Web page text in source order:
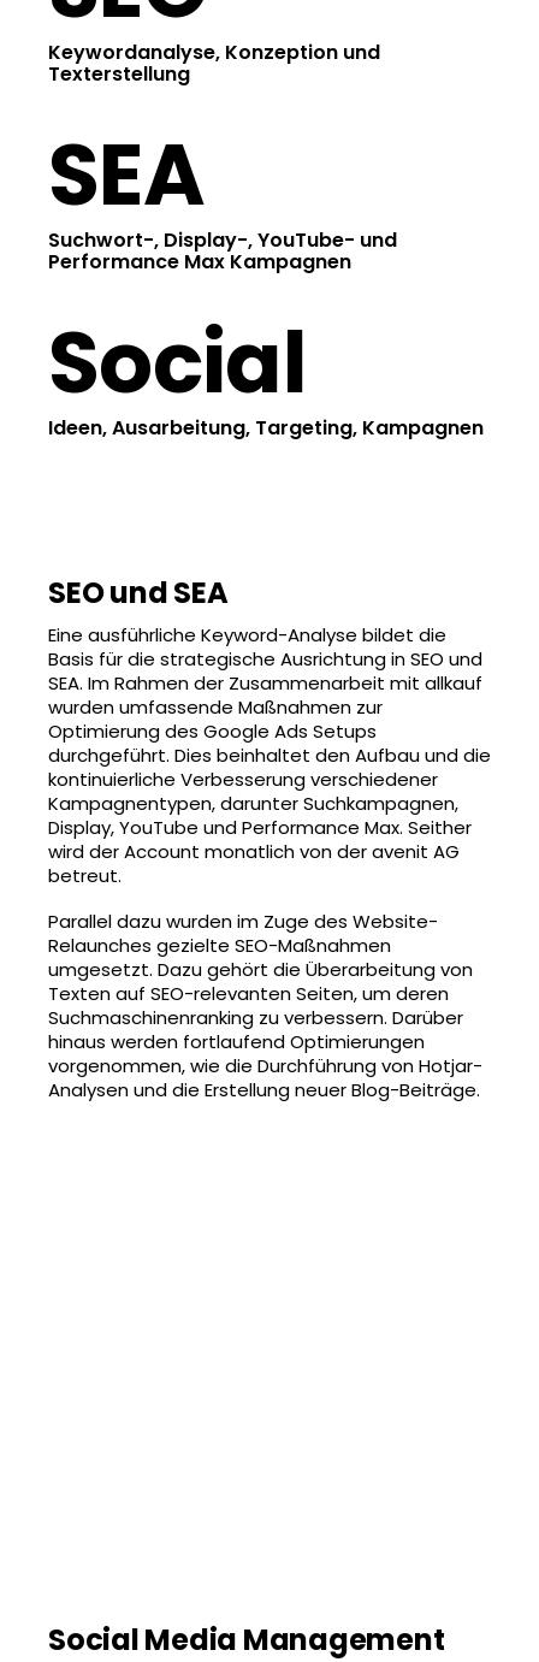
Keywordanalyse, Konzeption und
Texterstellung
SEA
Suchwort-, Display-, YouTube- und
Performance Max Kampagnen
Social
Ideen, Ausarbeitung, Targeting, Kampagnen
SEO und SEA
Eine ausführliche Keyword-Analyse bildet die
Basis für die strategische Ausrichtung in SEO und
SEA. Im Rahmen der Zusammenarbeit mit allkauf
wurden umfassende Maßnahmen zur
Optimierung des Google Ads Setups
durchgeführt. Dies beinhaltet den Aufbau und die
kontinuierliche Verbesserung verschiedener
Kampagnentypen, darunter Suchkampagnen,
Display, YouTube und Performance Max. Seither
wird der Account monatlich von der avenit AG
betreut.
Parallel dazu wurden im Zuge des Website-
Relaunches gezielte SEO-Maßnahmen
umgesetzt. Dazu gehört die Überarbeitung von
Texten auf SEO-relevanten Seiten, um deren
Suchmaschinenranking zu verbessern. Darüber
hinaus werden fortlaufend Optimierungen
vorgenommen, wie die Durchführung von Hotjar-
Analysen und die Erstellung neuer Blog-Beiträge.
Social Media Management